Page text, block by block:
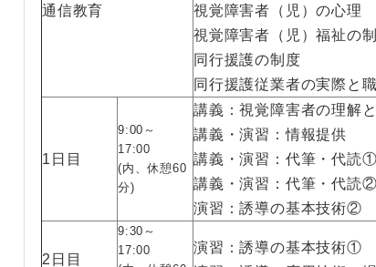
通信教育
視覚障害者（児）の心理
視覚障害者（児）福祉の
同行援護の制度
同行援護従業者の実際と
1日目
9:00～
17:00
(内、休憩60
分)
講義：視覚障害者の理解
講義・演習：情報提供
講義・演習：代筆・代読①
講義・演習：代筆・代読②
演習：誘導の基本技術②
2日目
9:30～
17:00
演習：誘導の基本技術①